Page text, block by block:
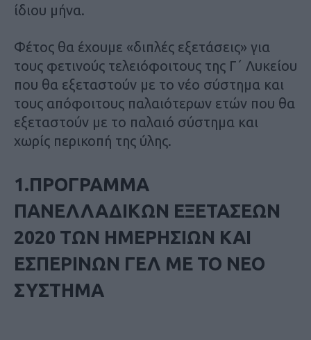
ίδιου μήνα.
Φέτος θα έχουμε «διπλές εξετάσεις» για
τους φετινούς τελειόφοιτους της Γ΄ Λυκείου
που θα εξεταστούν με το νέο σύστημα και
τους απόφοιτους παλαιότερων ετών που θα
εξεταστούν με το παλαιό σύστημα και
χωρίς περικοπή της ύλης.
1.ΠΡΟΓΡΑΜΜΑ
ΠΑΝΕΛΛΑΔΙΚΩΝ ΕΞΕΤΑΣΕΩΝ
2020 ΤΩΝ ΗΜΕΡΗΣΙΩΝ ΚΑΙ
ΕΣΠΕΡΙΝΩΝ ΓΕΛ ΜΕ ΤΟ ΝΕΟ
ΣΥΣΤΗΜΑ